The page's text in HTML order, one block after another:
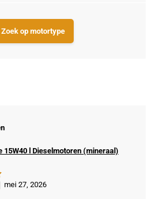
op motortype
15W40 l Dieselmotoren (mineraal)
mei 27, 2026